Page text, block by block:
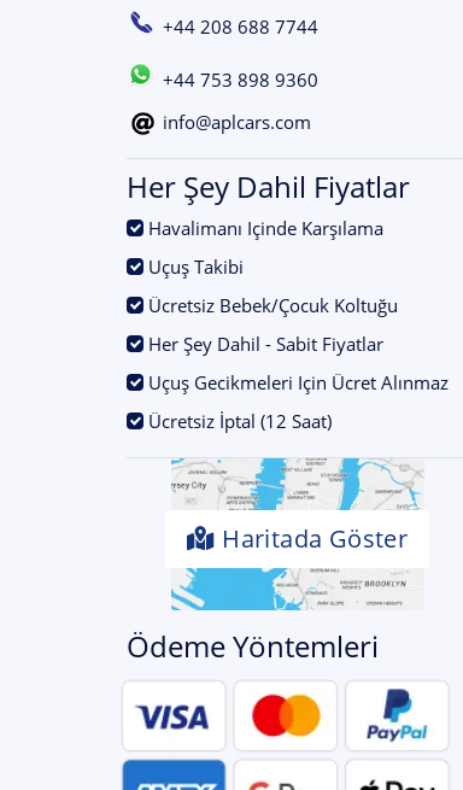
+44 208 688 7744
+44 753 898 9360
info@aplcars.com
Her Şey Dahil Fiyatlar
Havalimanı Içinde Karşılama
Uçuş Takibi
Ücretsiz Bebek/Çocuk Koltuğu
Her Şey Dahil - Sabit Fiyatlar
Uçuş Gecikmeleri Için Ücret Alınmaz
Ücretsiz İptal (12 Saat)
Haritada Göster
Ödeme Yöntemleri